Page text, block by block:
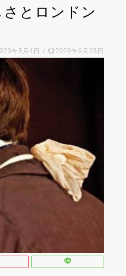
とロンドン
年5月4日 / 2026年6月25日